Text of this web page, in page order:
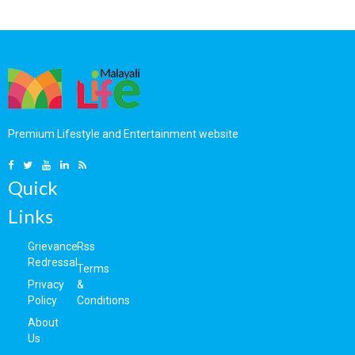
8 August 2026
കണ്ണുകളിലേക്ക്
കുറിപ്പുമായി ഷംനാ
Premium Lifestyle and Entertainment website
Quick
Links
Grievance
Redressal
Privacy
Policy
About
Us
Rss
Terms
&
Conditions